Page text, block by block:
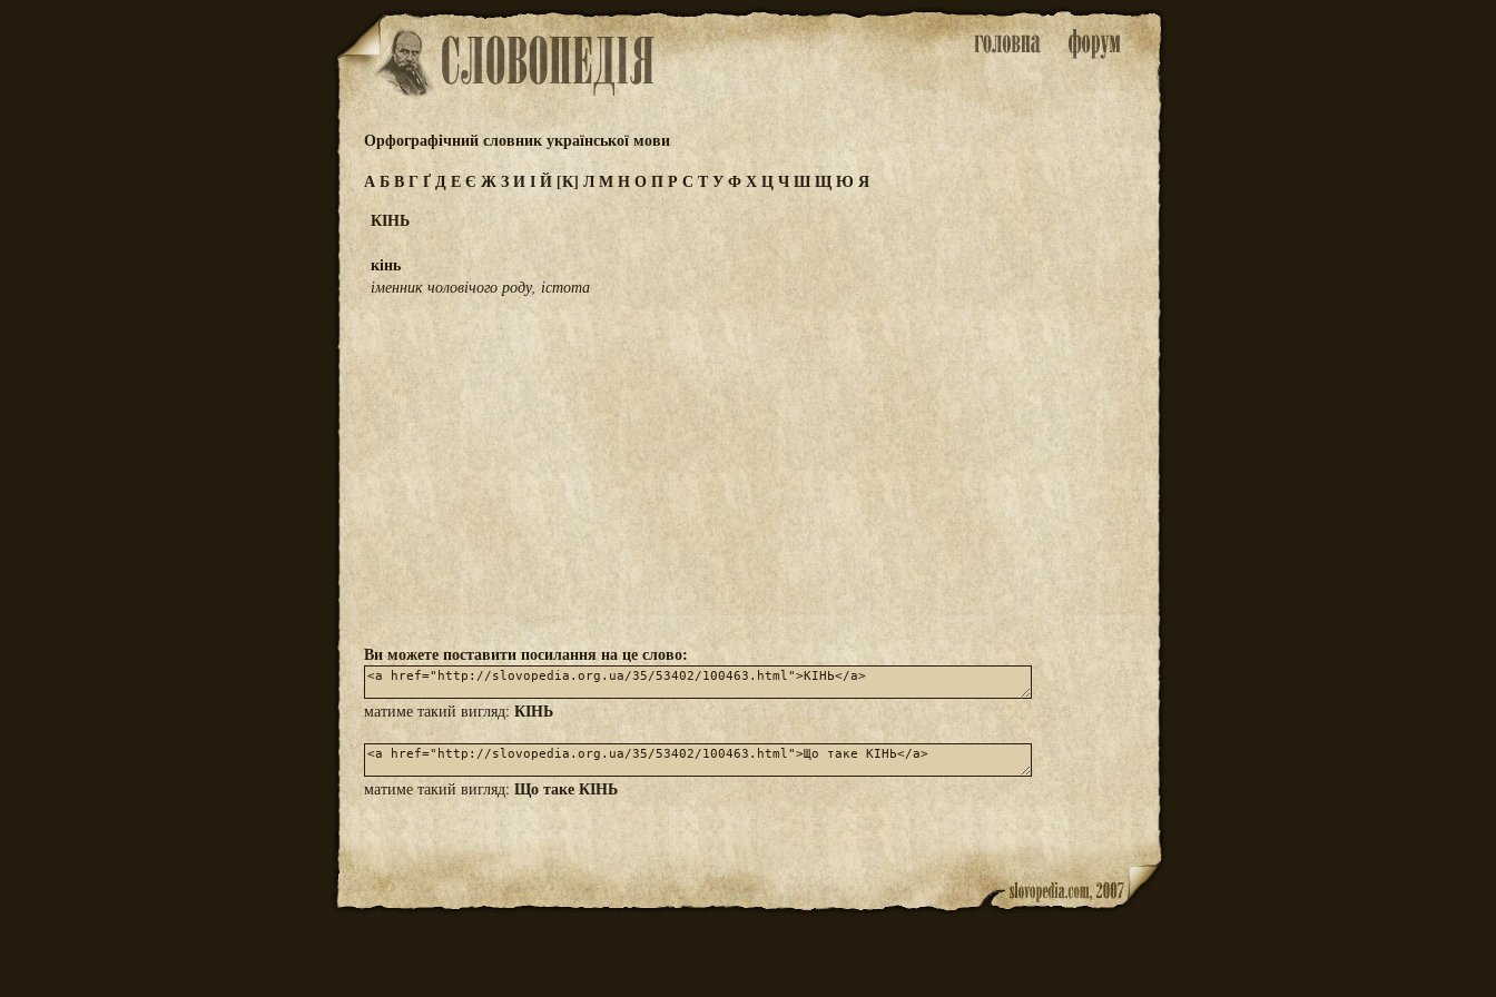
Орфографічний словник української мови
АБВГҐДЕЄ ЖЗИІЙ [К] ЛМНОПРС ТУФХЦЧШЩЮ Я
КІНЬ
кінь
іменник чоловічого роду, істота
Ви можете поставити посилання на це слово:
матиме такий вигляд: КІНЬ
матиме такий вигляд: Що таке КІНЬ